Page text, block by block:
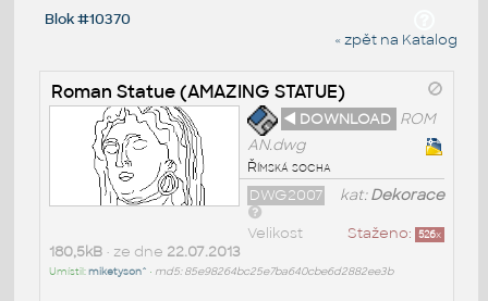
Blok #10370
« zpět na Katalog
Roman Statue (AMAZING STATUE)
◄ DOWNLOAD ROM
AN.dwg
Římská socha
kat:Dekorace
DWG2007
Staženo: 526x
Velikost
180,5kB• ze dne 22.07.2013
Umístil:miketyson^ • md5: 85e98264bc25e7ba640cbe6d2882ee3b